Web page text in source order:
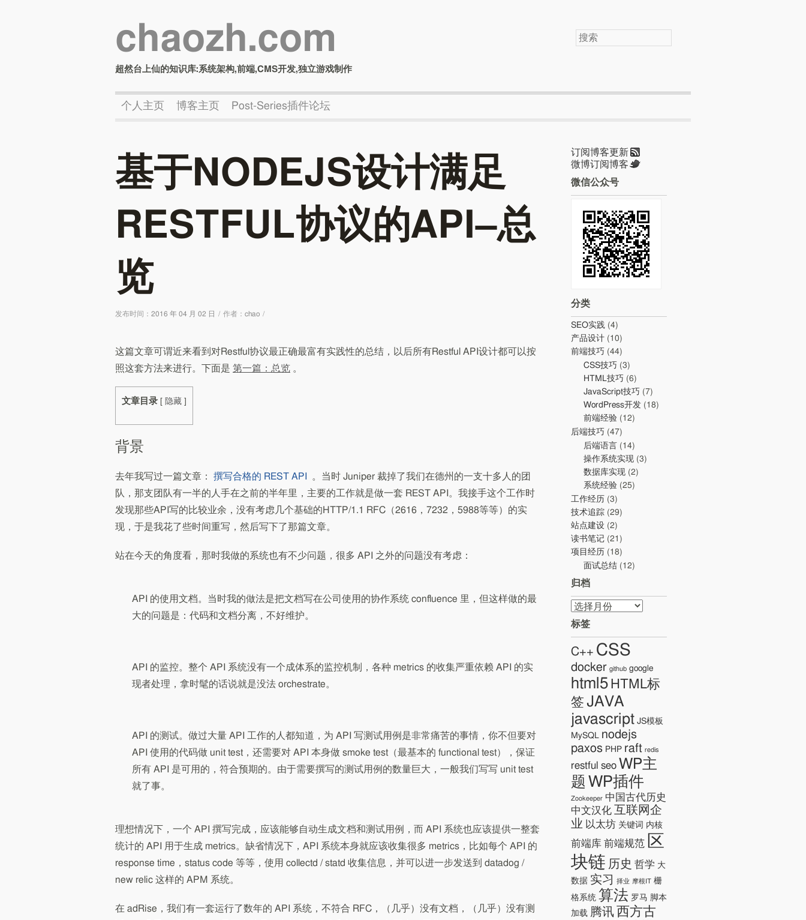
chaozh.com
超然台上仙的知识库:系统架构,前端,CMS开发,独立游戏制作
个人主页 博客主页 Post-Series插件论坛
基于NODEJS设计满足
RESTFUL协议的API–总
览
发布时间： 2016 年 04 月 02 日 / 作者： chao /
这篇文章可谓近来看到对Restful协议最正确最富有实践性的总结，以后所有Restful API设计都可以按
照这套方法来进行。下面是 第一篇：总览 。
文章目录 隐藏
背景
去年我写过一篇文章： 撰写合格的 REST API
。当时 Juniper 裁掉了我们在德州的一支十多人的团
队，那支团队有一半的人手在之前的半年里，主要的工作就是做一套 REST API。我接手这个工作时
发现那些API写的比较业余，没有考虑几个基础的HTTP/1.1 RFC（2616，7232，5988等等）的实
现，于是我花了些时间重写，然后写下了那篇文章。
站在今天的角度看，那时我做的系统也有不少问题，很多 API 之外的问题没有考虑：
API 的使用文档。当时我的做法是把文档写在公司使用的协作系统 confluence 里，但这样做的最
大的问题是：代码和文档分离，不好维护。
API 的监控。整个 API 系统没有一个成体系的监控机制，各种 metrics 的收集严重依赖 API 的实
现者处理，拿时髦的话说就是没法 orchestrate。
API 的测试。做过大量 API 工作的人都知道，为 API 写测试用例是非常痛苦的事情，你不但要对
API 使用的代码做 unit test，还需要对 API 本身做 smoke test（最基本的 functional test），保证
所有 API 是可用的，符合预期的。由于需要撰写的测试用例的数量巨大，一般我们写写 unit test
就了事。
理想情况下，一个 API 撰写完成，应该能够自动生成文档和测试用例，而 API 系统也应该提供一整套
统计的 API 用于生成 metrics。缺省情况下，API 系统本身就应该收集很多 metrics，比如每个 API 的
response time，status code 等等，使用 collectd / statd 收集信息，并可以进一步发送到 datadog /
new relic 这样的 APM 系统。
在 adRise，我们有一套运行了数年的 API 系统，不符合 RFC，（几乎）没有文档，（几乎）没有测
订阅博客更新
微博订阅博客
微信公众号
分类
SEO实践 (4)
产品设计 (10)
前端技巧 (44)
CSS技巧 (3)
HTML技巧 (6)
JavaScript技巧 (7)
WordPress开发 (18)
前端经验 (12)
后端技巧 (47)
后端语言 (14)
操作系统实现 (3)
数据库实现 (2)
系统经验 (25)
工作经历 (3)
技术追踪 (29)
站点建设 (2)
读书笔记 (21)
项目经历 (18)
面试总结 (12)
归档
归
档
标签
C++ CSS
docker github google
html5 HTML标
签 JAVA
javascript JS模板
MySQL nodejs
paxos PHP raft redis
restful seo WP主
题 WP插件
Zookeeper 中国古代历史
中文汉化 互联网企
业 以太坊 关键词 内核
前端库 前端规范 区
块链 历史 哲学 大
数据 实习 择业 摩根IT 栅
格系统 算法 罗马 脚本
加载 腾讯 西方古